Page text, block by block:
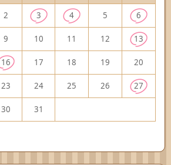
2 3 4 5 6
9 10 11 12 13
16 17 18 19 20
23 24 25 26 27
30 31